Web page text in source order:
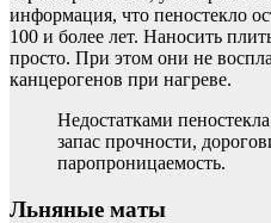
информация, что пеностекло
100 и более лет. Наносить
просто. При этом они не
канцерогенов при нагреве.
Недостатками
запас прочности,
паропроницаемость.
Льняные маты